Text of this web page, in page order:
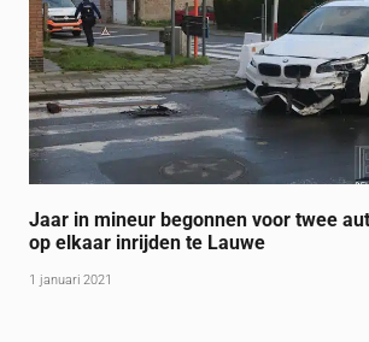
Jaar in mineur begonnen voor twee
op elkaar inrijden te Lauwe
1 januari 2021